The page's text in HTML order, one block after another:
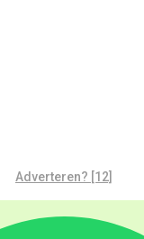
Adverteren? [12]